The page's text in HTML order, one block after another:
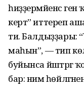
һиҙҙермәйенсә
керт” иттереп
ти. Бал­дыҙ­ҙары:
маһын”, — тип
буйынса йәштәргә
бар: нимә